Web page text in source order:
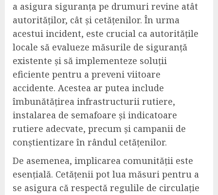
a asigura siguranța pe drumuri revine atât
autorităților, cât și cetățenilor. În urma
acestui incident, este crucial ca autoritățile
locale să evalueze măsurile de siguranță
existente și să implementeze soluții
eficiente pentru a preveni viitoare
accidente. Acestea ar putea include
îmbunătățirea infrastructurii rutiere,
instalarea de semafoare și indicatoare
rutiere adecvate, precum și campanii de
conștientizare în rândul cetățenilor.
De asemenea, implicarea comunității este
esențială. Cetățenii pot lua măsuri pentru a
se asigura că respectă regulile de circulație